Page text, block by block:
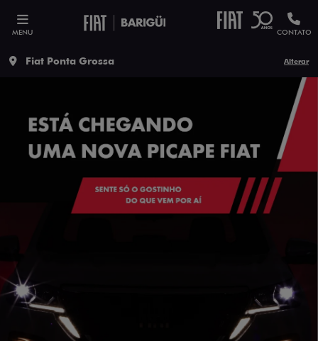
MENU CONTATO
Fiat Ponta Grossa Alterar